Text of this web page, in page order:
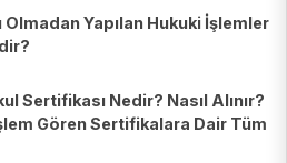
Olmadan Yapılan Hukuki İşlemler
Sertifikası Nedir? Nasıl Alınır?
Gören Sertifikalara Dair Tüm